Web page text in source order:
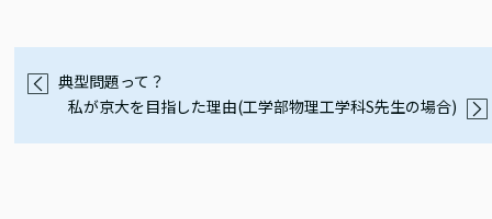
典型問題って？
私が京大を目指した理由(工学部物理工学科S先生の場合)